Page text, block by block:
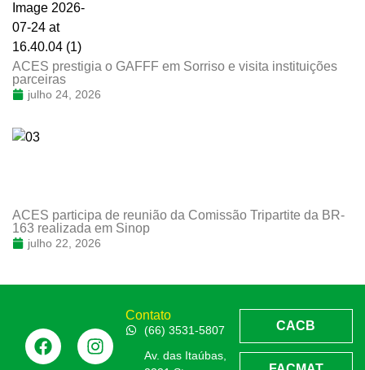
ACES prestigia o GAFFF em Sorriso e visita instituições
parceiras
julho 24, 2026
ACES participa de reunião da Comissão Tripartite da BR-
163 realizada em Sinop
julho 22, 2026
Contato
(66) 3531-5807
Av. das Itaúbas,
CACB